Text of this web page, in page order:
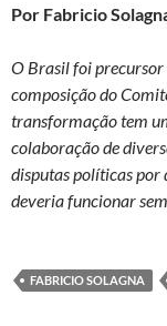
Por Fabricio
O Brasil foi
composição do
transformação tem
colaboração de
disputas políticas por
deveria funcionar
FABRICIO SOLAGNA